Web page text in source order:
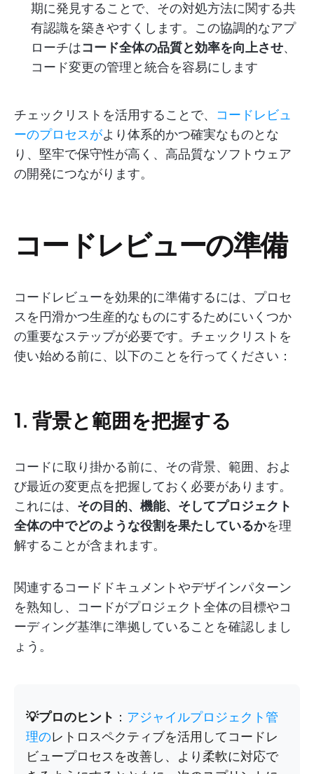
期に発見することで、その対処方法に関する共
有認識を築きやすくします。この協調的なアプ
ローチはコード全体の品質と効率を向上させ、
コード変更の管理と統合を容易にします
チェックリストを活用することで、 コードレビュ
ーのプロセスがより体系的かつ確実なものとな
り、堅牢で保守性が高く、高品質なソフトウェア
の開発につながります。
コードレビューの準備
コードレビューを効果的に準備するには、プロセ
スを円滑かつ生産的なものにするためにいくつか
の重要なステップが必要です。チェックリストを
使い始める前に、以下のことを行ってください：
1. 背景と範囲を把握する
コードに取り掛かる前に、その背景、範囲、およ
び最近の変更点を把握しておく必要があります。
これには、 その目的、機能、そしてプロジェクト
全体の中でどのような役割を果たしているかを理
解することが含まれます。
関連するコードドキュメントやデザインパターン
を熟知し、コードがプロジェクト全体の目標やコ
ーディング基準に準拠していることを確認しまし
ょう。
💡プロのヒント ： アジャイルプロジェクト管
理のレトロスペクティブを活用してコードレ
ビュープロセスを改善し、より柔軟に対応で